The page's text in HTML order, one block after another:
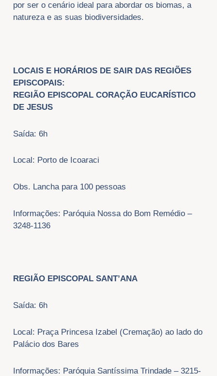
por ser o cenário ideal para abordar os biomas, a
natureza e as suas biodiversidades.
LOCAIS E HORÁRIOS DE SAIR DAS REGIÕES
EPISCOPAIS:
REGIÃO EPISCOPAL CORAÇÃO EUCARÍSTICO
DE JESUS
Saída: 6h
Local: Porto de Icoaraci
Obs. Lancha para 100 pessoas
Informações: Paróquia Nossa do Bom Remédio –
3248-1136
REGIÃO EPISCOPAL SANT’ANA
Saída: 6h
Local: Praça Princesa Izabel (Cremação) ao lado do
Palácio dos Bares
Informações: Paróquia Santíssima Trindade – 3215-